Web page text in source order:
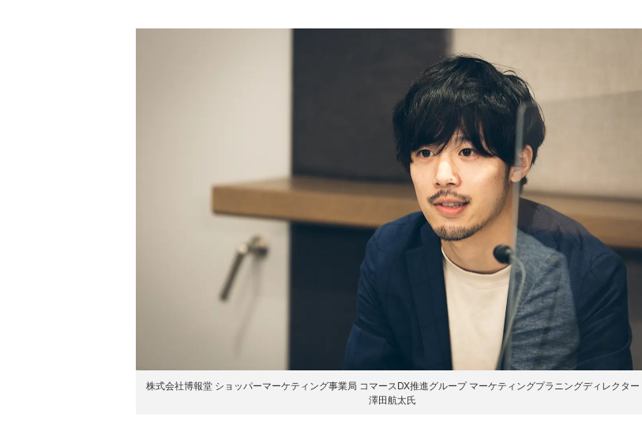
株式会社博報堂 ショッパーマーケティング事業局 コマースDX推進グループ マーケティングプラニングディレクター
澤田航太氏